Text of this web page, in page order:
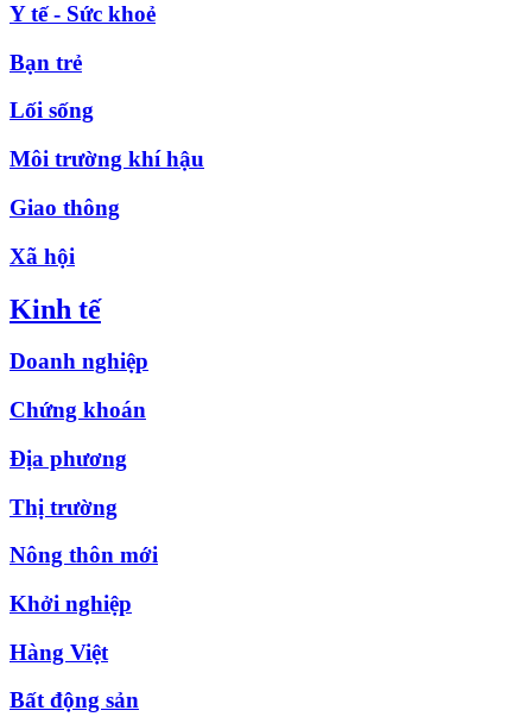
Y tế - Sức khoẻ
Bạn trẻ
Lối sống
Môi trường khí hậu
Giao thông
Xã hội
Kinh tế
Doanh nghiệp
Chứng khoán
Địa phương
Thị trường
Nông thôn mới
Khởi nghiệp
Hàng Việt
Bất động sản